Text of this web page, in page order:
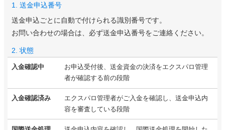
1. 送金申込番号
送金申込ごとに自動で付けられる識別番号です。
お問い合わせの場合は、必ず送金申込番号をご連絡ください。
2. 状態
入金確認中
お申込受付後、送金資金の決済をエクスパロ管理
者が確認する前の段階
入金確認済み
エクスパロ管理者がご入金を確認し、送金申込内
容を審査している段階